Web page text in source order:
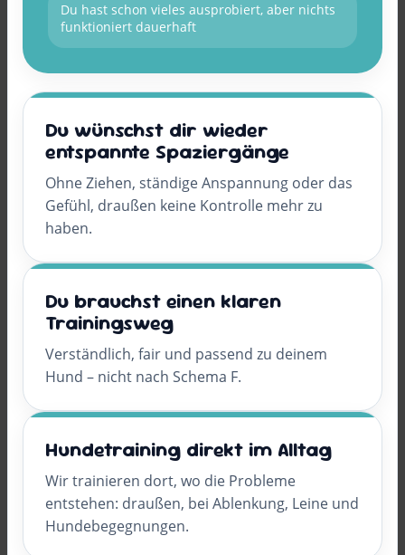
Du hast schon vieles ausprobiert, aber nichts
funktioniert dauerhaft
Du wünschst dir wieder
entspannte Spaziergänge
Ohne Ziehen, ständige Anspannung oder das
Gefühl, draußen keine Kontrolle mehr zu
haben.
Du brauchst einen klaren
Trainingsweg
Verständlich, fair und passend zu deinem
Hund – nicht nach Schema F.
Hundetraining direkt im Alltag
Wir trainieren dort, wo die Probleme
entstehen: draußen, bei Ablenkung, Leine und
Hundebegegnungen.